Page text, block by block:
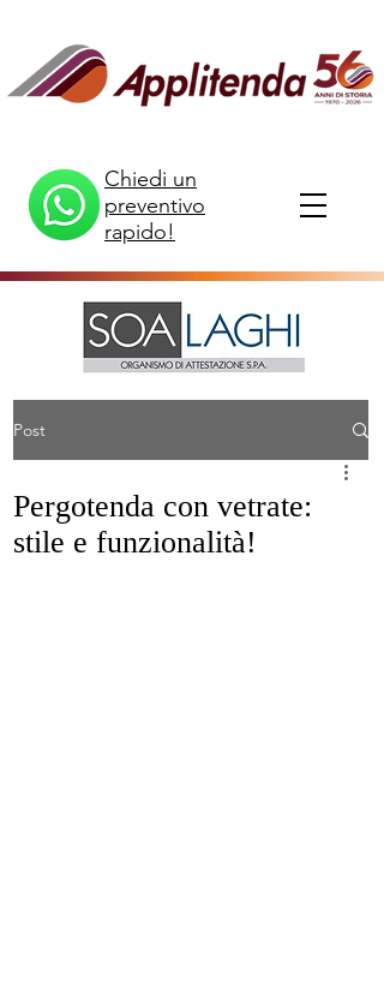
Chiedi un
preventivo
rapido!
Post
Pergotenda con vetrate:
stile e funzionalità!